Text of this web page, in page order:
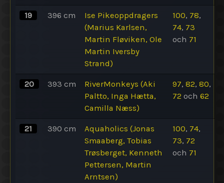
19 396 cm
Ise Pikeoppdragers
(Marius Karlsen,
Martin Fløviken, Ole
Martin Iversby
Strand)
100, 78,
74, 73
och 71
20 393 cm
RiverMonkeys (Aki
Paltto, Inga Hætta,
Camilla Næss)
97, 82, 80,
72 och 62
21 390 cm
Aquaholics (Jonas
Smaaberg, Tobias
Trøsberget, Kenneth
Pettersen, Martin
Arntsen)
100, 74,
73, 72
och 71